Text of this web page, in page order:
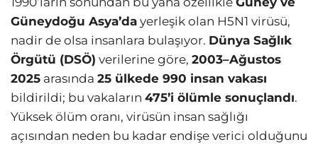
Güneydoğu Asya’da yerleşik olan H5N1 virüsü,
nadir de olsa insanlara bulaşıyor. Dünya Sağlık
Örgütü (DSÖ) verilerine göre, 2003–Ağustos
2025 arasında 25 ülkede 990 insan vakası
bildirildi; bu vakaların 475’i ölümle sonuçlandı.
Yüksek ölüm oranı, virüsün insan sağlığı
açısından neden bu kadar endişe verici olduğunu